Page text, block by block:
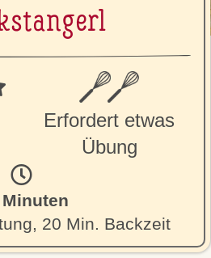
Erfordert etwas
Übung
20 Min. Backzeit